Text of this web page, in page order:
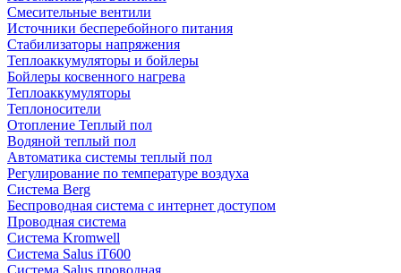
Смесительные вентили
Источники бесперебойного питания
Стабилизаторы напряжения
Теплоаккумуляторы и бойлеры
Бойлеры косвенного нагрева
Теплоаккумуляторы
Теплоносители
Отопление Теплый пол
Водяной теплый пол
Автоматика системы теплый пол
Регулирование по температуре воздуха
Система Berg
Беспроводная система с интернет доступом
Проводная система
Система Kromwell
Система Salus iT600
Система Salus проводная